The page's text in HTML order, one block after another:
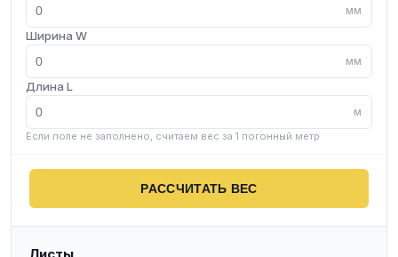
мм
Ширина W
мм
Длина L
м
Если поле не заполнено, считаем вес за 1 погонный метр
РАССЧИТАТЬ ВЕС
Листы